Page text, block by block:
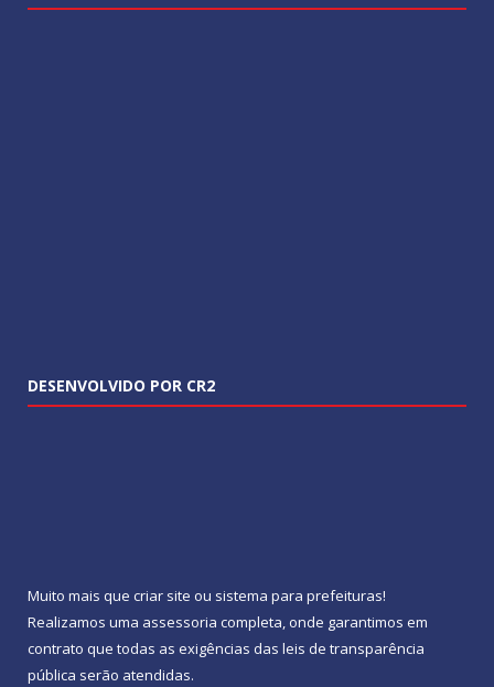
DESENVOLVIDO POR CR2
Muito mais que criar site ou sistema para prefeituras!
Realizamos uma assessoria completa, onde garantimos em
contrato que todas as exigências das leis de transparência
pública serão atendidas.